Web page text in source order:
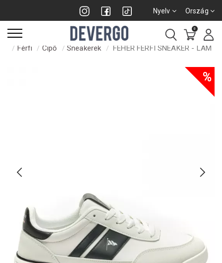
Nyelv Ország
0
Férfi Cipő Sneakerek FEHÉR FÉRFI SNEAKER - LAM
%